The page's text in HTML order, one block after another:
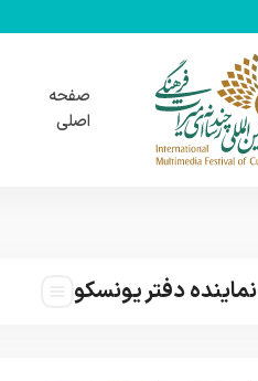
صفحه
اصلی
نماینده دفتر یونسکو